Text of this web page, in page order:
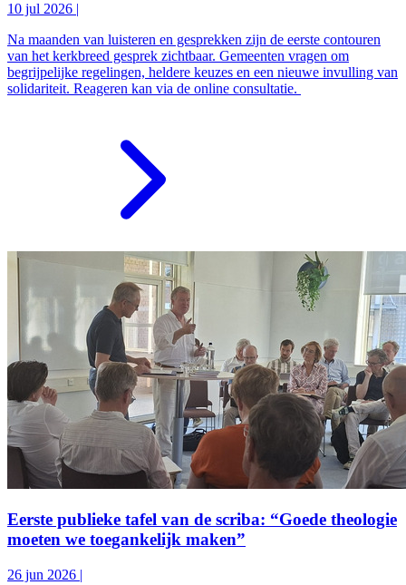
10 jul 2026 |
Na maanden van luisteren en gesprekken zijn de eerste contouren
van het kerkbreed gesprek zichtbaar. Gemeenten vragen om
begrijpelijke regelingen, heldere keuzes en een nieuwe invulling van
solidariteit. Reageren kan via de online consultatie.
Eerste publieke tafel van de scriba: “Goede theologie
moeten we toegankelijk maken”
26 jun 2026 |